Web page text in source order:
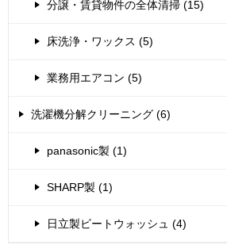
分譲・賃貸物件の全体清掃 (15)
床洗浄・ワックス (5)
業務用エアコン (5)
洗濯機分解クリーニング (6)
panasonic製 (1)
SHARP製 (1)
日立製ビートウォッシュ (4)